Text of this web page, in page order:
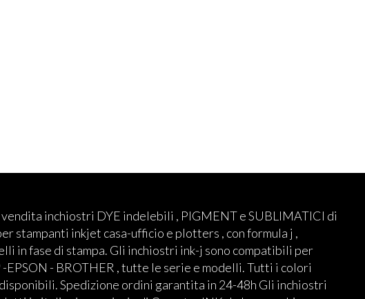
inchiostri DYE indelebili , PIGMENT e SUBLIMATICI di
stampanti inkjet casa-ufficio e plotters , con formula j ,
in fase di stampa. Gli inchiostri ink-j sono compatibili per
EPSON - BROTHER , tutte le serie e modelli. Tutti i colori
Spedizione ordini garantita in 24-48h Gli inchiostri